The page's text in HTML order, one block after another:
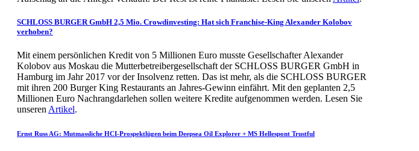
SCHLOSS BURGER GmbH 2,5 Mio. Crowdinvesting: Hat sich Franchise-King Alexander Kolobov
verhoben?
Mit einem persönlichen Kredit von 5 Millionen Euro musste Gesellschafter Alexander
Kolobov aus Moskau die Mutterbetreibergesellschaft der SCHLOSS BURGER GmbH in
Hamburg im Jahr 2017 vor der Insolvenz retten. Das ist mehr, als die SCHLOSS BURGER
mit ihren 200 Burger King Restaurants an Jahres-Gewinn einfährt. Mit den geplanten 2,5
Millionen Euro Nachrangdarlehen sollen weitere Kredite aufgenommen werden. Lesen Sie
unseren Artikel.
Ernst Russ AG: Mutmassliche HCI-Prospektlügen beim Deepsea Oil Explorer + MS Hellespont Trustful